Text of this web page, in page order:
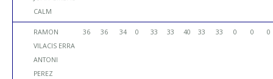
CALM
RAMON
VILACIS ERRA
ANTONI
PEREZ
36 36 34 0 33 33 40 33 33 0 0 0